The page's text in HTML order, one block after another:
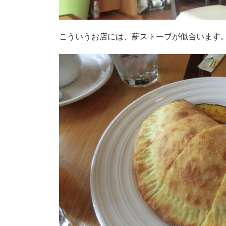
こういうお店には、薪ストーブが似合います